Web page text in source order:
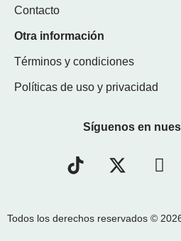
Contacto
Otra información
Términos y condiciones
Políticas de uso y privacidad
Síguenos en
Todos los derechos reservados ©